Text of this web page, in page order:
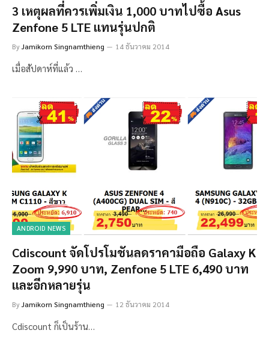
3 เหตุผลที่ควรเพิ่มเงิน 1,000 บาทไปซื้อ Asus
Zenfone 5 LTE แทนรุ่นปกติ
ByJamikorn Singnamthieng 14 ธันวาคม 2014
เมื่อสัปดาห์ที่แล้ว …
ANDROID NEWS
Cdiscount จัดโปรโมชันลดราคามือถือ Galaxy K
Zoom 9,990 บาท, Zenfone 5 LTE 6,490 บาท
และอีกหลายรุ่น
ByJamikorn Singnamthieng 12 ธันวาคม 2014
Cdiscount ก็เป็นร้าน…